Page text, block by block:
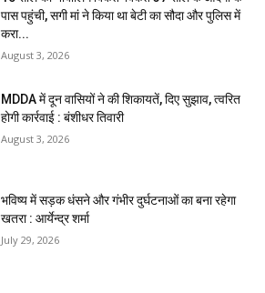
पास पहुंची, सगी मां ने किया था बेटी का सौदा और पुलिस में
करा...
August 3, 2026
MDDA में दून वासियों ने की शिकायतें, दिए सुझाव, त्वरित
होगी कार्रवाई : बंशीधर तिवारी
August 3, 2026
भविष्य में सड़क धंसने और गंभीर दुर्घटनाओं का बना रहेगा
खतरा : आर्येन्द्र शर्मा
July 29, 2026